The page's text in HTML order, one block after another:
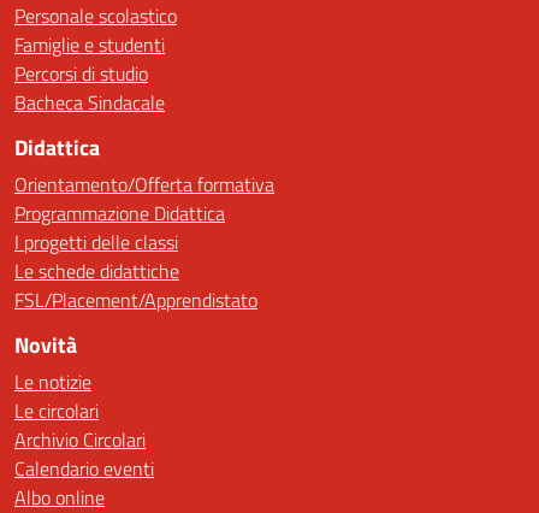
Personale scolastico
Famiglie e studenti
Percorsi di studio
Bacheca Sindacale
Didattica
Orientamento/Offerta formativa
Programmazione Didattica
I progetti delle classi
Le schede didattiche
FSL/Placement/Apprendistato
Novità
Le notizie
Le circolari
Archivio Circolari
Calendario eventi
Albo online